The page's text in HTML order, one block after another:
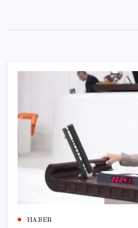
content
HABER